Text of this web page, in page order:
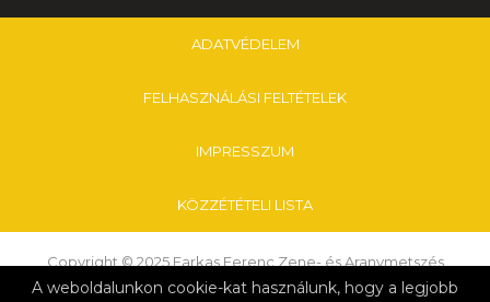
A weboldalunkon cookie-kat használunk, hogy a legjobb
ADATVÉDELEM
FELHASZNÁLÁSI FELTÉTELEK
IMPRESSZUM
KÖZZÉTÉTELI LISTA
Copyright © 2025 Farkas Ferenc Zene- és Aranymetszés
Alapfokú Művészeti Iskola & Nagykanizsai Tankerületi Központ